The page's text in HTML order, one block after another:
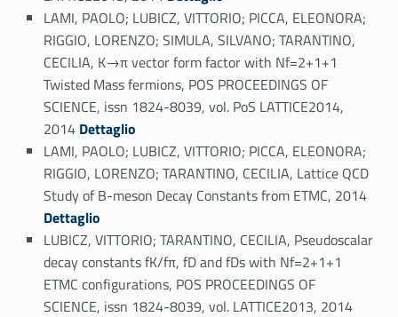
LAMI, PAOLO; LUBICZ, VITTORIO; PICCA, ELEONORA;
RIGGIO, LORENZO; SIMULA, SILVANO; TARANTINO,
CECILIA, K→π vector form factor with Nf=2+1+1
Twisted Mass fermions, POS PROCEEDINGS OF
SCIENCE, issn 1824-8039, vol. PoS LATTICE2014,
2014 Link identifier #identifier_person_53067-71
Dettaglio
LAMI, PAOLO; LUBICZ, VITTORIO; PICCA, ELEONORA;
RIGGIO, LORENZO; TARANTINO, CECILIA, Lattice QCD
Study of B-meson Decay Constants from ETMC, 2014
Dettaglio
LUBICZ, VITTORIO; TARANTINO, CECILIA, Pseudoscalar
decay constants fK/fπ, fD and fDs with Nf=2+1+1
ETMC configurations, POS PROCEEDINGS OF
SCIENCE, issn 1824-8039, vol. LATTICE2013, 2014